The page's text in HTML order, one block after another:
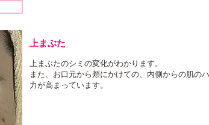
上まぶた
上まぶたのシミの変化がわかります。
また、お口元から頬にかけての、内側からの肌の
力が高まっています。